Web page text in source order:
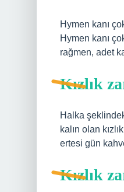
Hymen kanı
Hymen kanı
rağmen, adet
Kızlık
Halka
kalın olan
ertesi gün
Kızlık